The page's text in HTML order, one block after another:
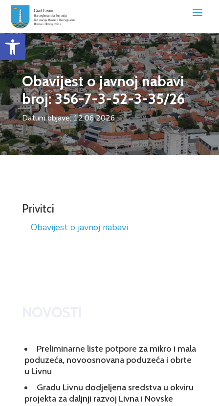
Open toolbar
Obavijest o javnoj nabavi
broj: 356-7-3-52-3-35/26
Datum objave: 12.06.2026.
Privitci
Obavijest o javnoj nabavi
Preliminarne liste potpore za mikro i mala
poduzeća, novoosnovana poduzeća i obrte
u Livnu
Gradu Livnu dodjeljena sredstva u okviru
projekta za daljnji razvoj Livna i Novske